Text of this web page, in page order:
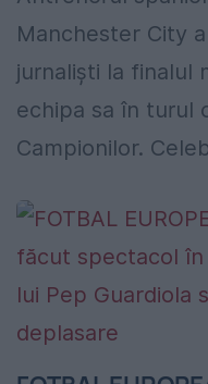
Manchester City
jurnalişti la finalul
echipa sa în turul
Campionilor.